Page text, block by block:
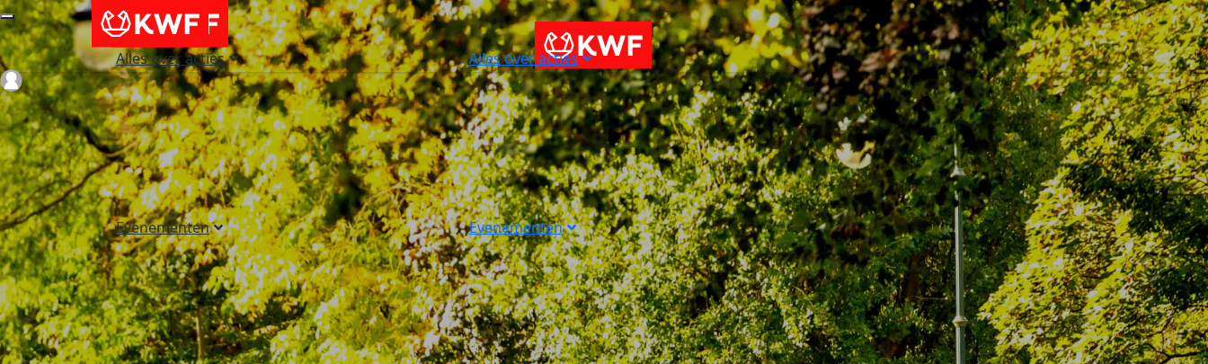
Alles over acties
Evenementen
Alles over acties
Evenementen
Login